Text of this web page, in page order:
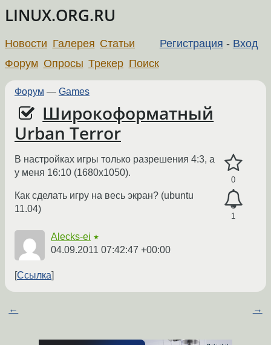
LINUX.ORG.RU
Регистрация - Вход
Новости Галерея Статьи
Форум Опросы Трекер Поиск
Форум — Games
Широкоформатный
Urban Terror
0
1
В настройках игры только разрешения 4:3, а
у меня 16:10 (1680х1050).
Как сделать игру на весь экран? (ubuntu
11.04)
Alecks-ei ★
04.09.2011 07:42:47 +00:00
Ссылка
← →